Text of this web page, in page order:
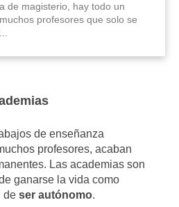
de magisterio, hay todo un
profesores que solo se
de enseñanza
profesores, acaban
Las academias son
ganarse la vida como
de ser autónomo.